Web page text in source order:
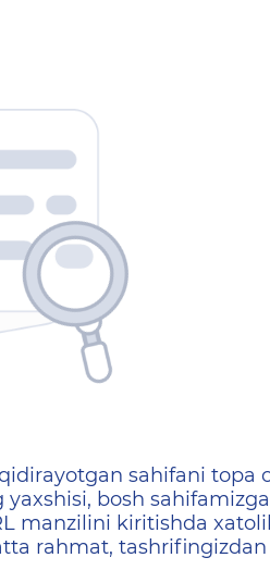
не
sahifani topa
yaxshisi, bosh
manzilini kiritishda
rahmat,